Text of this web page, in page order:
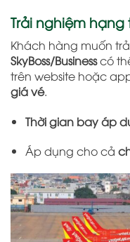
Trải nghiệm
Khách hàng muốn
SkyBoss/Businesscó
trên website hoặc
giá vé.
Thời gian bay áp
Áp dụng cho cả